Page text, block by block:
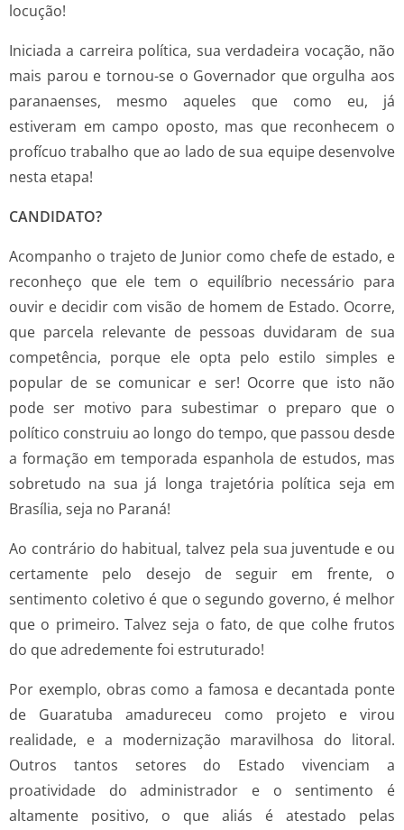
locução!
Iniciada a carreira política, sua verdadeira vocação, não
mais parou e tornou-se o Governador que orgulha aos
paranaenses, mesmo aqueles que como eu, já
estiveram em campo oposto, mas que reconhecem o
profícuo trabalho que ao lado de sua equipe desenvolve
nesta etapa!
CANDIDATO?
Acompanho o trajeto de Junior como chefe de estado, e
reconheço que ele tem o equilíbrio necessário para
ouvir e decidir com visão de homem de Estado. Ocorre,
que parcela relevante de pessoas duvidaram de sua
competência, porque ele opta pelo estilo simples e
popular de se comunicar e ser! Ocorre que isto não
pode ser motivo para subestimar o preparo que o
político construiu ao longo do tempo, que passou desde
a formação em temporada espanhola de estudos, mas
sobretudo na sua já longa trajetória política seja em
Brasília, seja no Paraná!
Ao contrário do habitual, talvez pela sua juventude e ou
certamente pelo desejo de seguir em frente, o
sentimento coletivo é que o segundo governo, é melhor
que o primeiro. Talvez seja o fato, de que colhe frutos
do que adredemente foi estruturado!
Por exemplo, obras como a famosa e decantada ponte
de Guaratuba amadureceu como projeto e virou
realidade, e a modernização maravilhosa do litoral.
Outros tantos setores do Estado vivenciam a
proatividade do administrador e o sentimento é
altamente positivo, o que aliás é atestado pelas